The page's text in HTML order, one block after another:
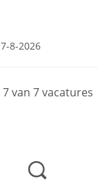
8-2026
7 van 7 vacatures